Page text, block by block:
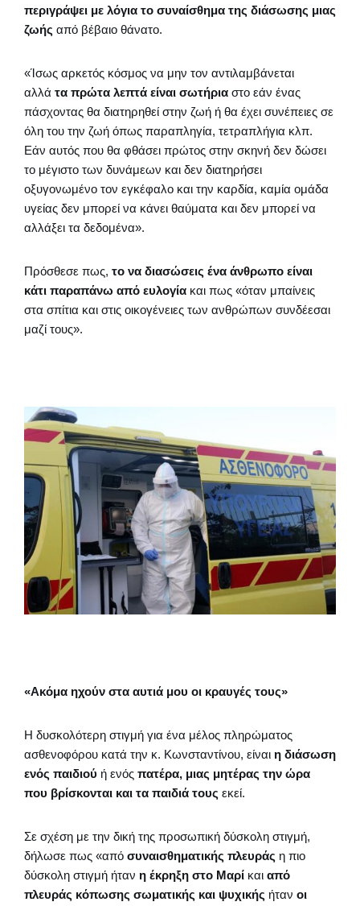
περιγράψει με λόγια το συναίσθημα της διάσωσης μιας
ζωής από βέβαιο θάνατο.
«Ίσως αρκετός κόσμος να μην τον αντιλαμβάνεται
αλλά τα πρώτα λεπτά είναι σωτήρια στο εάν ένας
πάσχοντας θα διατηρηθεί στην ζωή ή θα έχει συνέπειες σε
όλη του την ζωή όπως παραπληγία, τετραπλήγια κλπ.
Εάν αυτός που θα φθάσει πρώτος στην σκηνή δεν δώσει
το μέγιστο των δυνάμεων και δεν διατηρήσει
οξυγονωμένο τον εγκέφαλο και την καρδία, καμία ομάδα
υγείας δεν μπορεί να κάνει θαύματα και δεν μπορεί να
αλλάξει τα δεδομένα».
Πρόσθεσε πως, το να διασώσεις ένα άνθρωπο είναι
κάτι παραπάνω από ευλογία και πως «όταν μπαίνεις
στα σπίτια και στις οικογένειες των ανθρώπων συνδέεσαι
μαζί τους».
«Ακόμα ηχούν στα αυτιά μου οι κραυγές τους»
Η δυσκολότερη στιγμή για ένα μέλος πληρώματος
ασθενοφόρου κατά την κ. Κωνσταντίνου, είναι η διάσωση
ενός παιδιού ή ενός πατέρα, μιας μητέρας την ώρα
που βρίσκονται και τα παιδιά τους εκεί.
Σε σχέση με την δική της προσωπική δύσκολη στιγμή,
δήλωσε πως «από συναισθηματικής πλευράς η πιο
δύσκολη στιγμή ήταν η έκρηξη στο Μαρί και από
πλευράς κόπωσης σωματικής και ψυχικής ήταν οι